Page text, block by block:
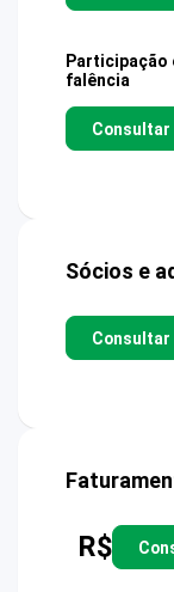
Participação
falência
Consultar
Sócios e
Consultar
R$